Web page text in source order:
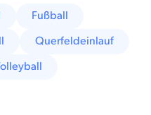
Fußball
Querfeldeinlauf